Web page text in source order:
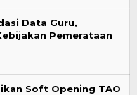
Data Guru,
Pemerataan
Soft Opening TAO